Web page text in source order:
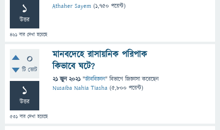
1
উত্তর
461 বার দেখা হয়েছে
Athaher Sayem (1,750 পয়েন্ট)
0
টি ভোট
1
উত্তর
531 বার দেখা হয়েছে
মানবদেহে রাসায়নিক পরিপাক
কিভাবে ঘটে?
21 জুন 2021 "জীববিজ্ঞান" বিভাগে জিজ্ঞাসাকরেছেন
Nusaiba Nahia Tiasha (5,800 পয়েন্ট)